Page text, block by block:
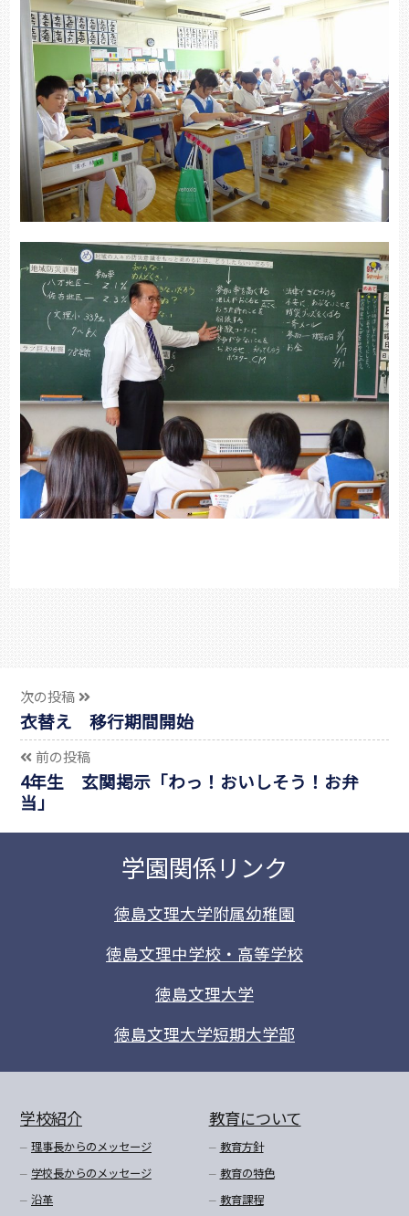
次の投稿
衣替え 移行期間開始
前の投稿
4年生 玄関掲示「わっ！おいしそう！お弁
当」
学園関係リンク
徳島文理大学附属幼稚園
徳島文理中学校・高等学校
徳島文理大学
徳島文理大学短期大学部
学校紹介
理事長からのメッセージ
学校長からのメッセージ
沿革
教育について
教育方針
教育の特色
教育課程